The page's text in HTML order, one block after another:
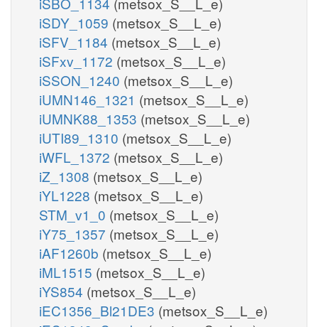
iSDY_1059 (metsox_S__L_e)
iSFV_1184 (metsox_S__L_e)
iSFxv_1172 (metsox_S__L_e)
iSSON_1240 (metsox_S__L_e)
iUMN146_1321 (metsox_S__L_e)
iUMNK88_1353 (metsox_S__L_e)
iUTI89_1310 (metsox_S__L_e)
iWFL_1372 (metsox_S__L_e)
iZ_1308 (metsox_S__L_e)
iYL1228 (metsox_S__L_e)
STM_v1_0 (metsox_S__L_e)
iY75_1357 (metsox_S__L_e)
iAF1260b (metsox_S__L_e)
iML1515 (metsox_S__L_e)
iYS854 (metsox_S__L_e)
iEC1356_Bl21DE3 (metsox_S__L_e)